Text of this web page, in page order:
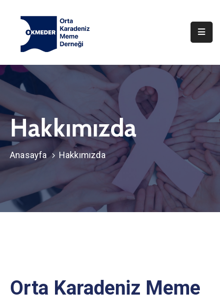
Anasayfa
Hakkımızda
Haberler
İletişim
Hakkımızda
Anasayfa Hakkımızda
Orta Karadeniz Meme